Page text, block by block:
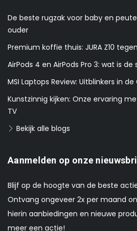
De beste rugzak voor baby en
ouder
Premium koffie thuis: JURA Z10
AirPods 4 en AirPods Pro 3: wat is
MSI Laptops Review: Uitblinkers in
Kunstzinnig kijken: Onze ervaring
TV
Bekijk alle blogs
Aanmelden op onze
Blijf op de hoogte van de beste
Ontvang ongeveer 2x per maand
hierin aanbiedingen en nieuwe
meer een actie!